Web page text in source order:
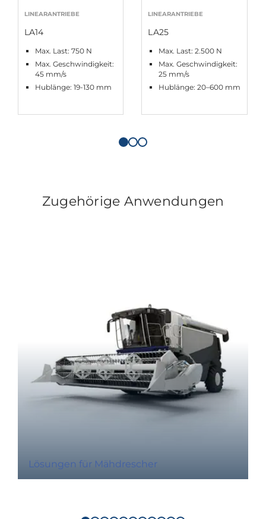
LINEARANTRIEBE
LA14
Max. Last: 750 N
Max. Geschwindigkeit:
45 mm/s
Hublänge: 19-130 mm
LINEARANTRIEBE
LA25
Max. Last: 2.500 N
Max. Geschwindigkeit:
25 mm/s
Hublänge: 20–600 mm
Zugehörige Anwendungen
Lösungen für Mähdrescher